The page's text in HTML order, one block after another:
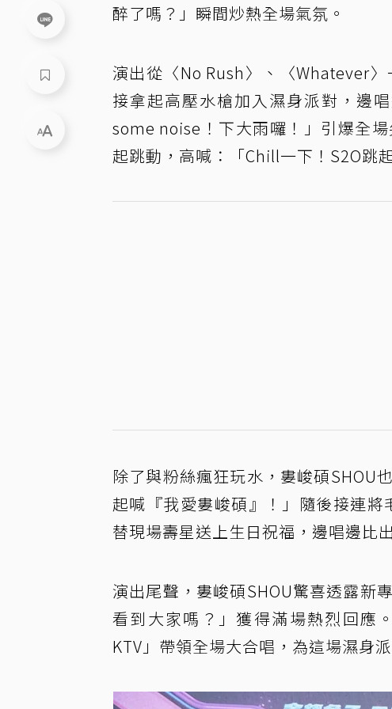
醉了嗎？」瞬間炒熱全場氣氛。
演出從〈No Rush〉、〈Whatever
接拿起高壓水槍加入濕身派對，邊
some noise！下大雨囉！」引爆全
起跳動，高喊：「Chill一下！S2O跳
除了與粉絲瘋狂玩水，婁峻碩SHOU
起喊『我愛婁峻碩』！」隨後接連
替現場壽星送上生日祝福，邊唱邊比
演出尾聲，婁峻碩SHOU驚喜透露新
看到大家嗎？」獲得滿場熱烈回應
KTV」帶領全場大合唱，為這場濕身